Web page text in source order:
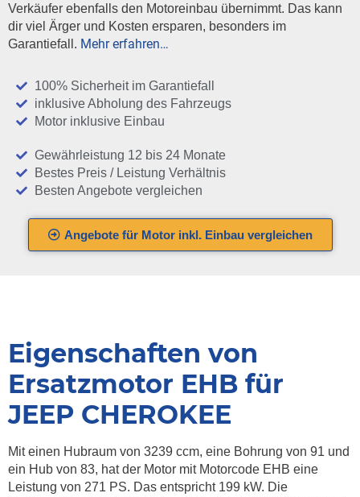
Verkäufer ebenfalls den Motoreinbau übernimmt. Das kann
dir viel Ärger und Kosten ersparen, besonders im
Garantiefall. Mehr erfahren…
100% Sicherheit im Garantiefall
inklusive Abholung des Fahrzeugs
Motor inklusive Einbau
Gewährleistung 12 bis 24 Monate
Bestes Preis / Leistung Verhältnis
Besten Angebote vergleichen
Angebote für Motor inkl. Einbau vergleichen
Eigenschaften von
Ersatzmotor EHB für
JEEP CHEROKEE
Mit einen Hubraum von 3239 ccm, eine Bohrung von 91 und
ein Hub von 83, hat der Motor mit Motorcode EHB eine
Leistung von 271 PS. Das entspricht 199 kW. Die